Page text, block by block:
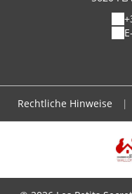
Rechtliche Hinweise |